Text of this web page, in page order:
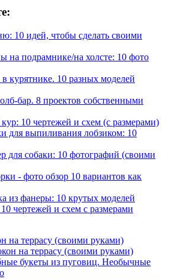
10 идей, чтобы сделать своими
на подрамнике/на холсте: 10 фото
курятнике. 10 разных моделей
бар. 8 проектов собственными
10 чертежей и схем (с размерами)
для выпиливания лобзиком: 10
для собаки: 10 фотографий (своими
- фото обзор 10 вариантов как
из фанеры: 10 крутых моделей
чертежей и схем с размерами
на террасу (своими руками)
букеты из пуговиц. Необычные